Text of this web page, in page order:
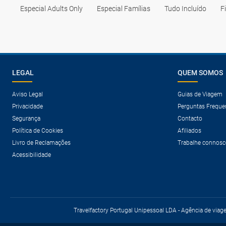
Especial Adults Only Especial Famílias Tudo Incluído
LEGAL
Aviso Legal
Privacidade
Segurança
Política de Cookies
Livro de Reclamações
Acessibilidade
QUEM SOMOS
Guias de Viagem
Perguntas
Contacto
Afiliados
Trabalhe
Travelfactory Portugal Unipessoal LDA - Agência de